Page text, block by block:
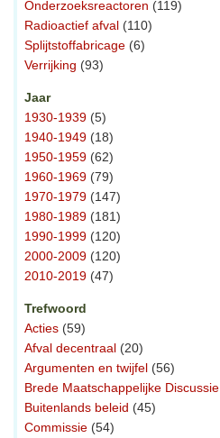
Onderzoeksreactoren (119)
Radioactief afval (110)
Splijtstoffabricage (6)
Verrijking (93)
Jaar
1930-1939 (5)
1940-1949 (18)
1950-1959 (62)
1960-1969 (79)
1970-1979 (147)
1980-1989 (181)
1990-1999 (120)
2000-2009 (120)
2010-2019 (47)
Trefwoord
Acties (59)
Afval decentraal (20)
Argumenten en twijfel (56)
Brede Maatschappelijke Discussie
Buitenlands beleid (45)
Commissie (54)